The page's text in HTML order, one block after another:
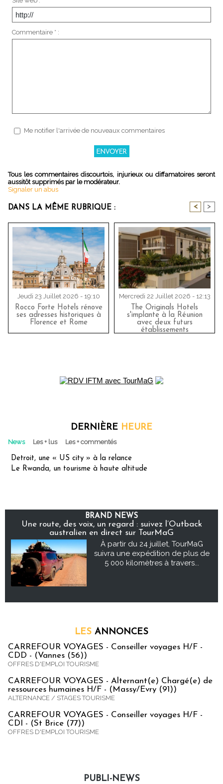
Commentaire * :
Me notifier l'arrivée de nouveaux commentaires
Tous les commentaires discourtois, injurieux ou diffamatoires seront
aussitôt supprimés par le modérateur.
Signaler un abus
DANS LA MÊME RUBRIQUE : < >
Jeudi 23 Juillet 2026 - 19:10
Rocco Forte Hotels rénove
ses adresses historiques à
Florence et Rome
Mercredi 22 Juillet 2026 - 12:13
The Originals Hotels
s'implante à la Réunion
avec deux futurs
établissements
DERNIÈRE HEURE
News Les + lus Les + commentés
Detroit, une « US city » à la relance
Le Rwanda, un tourisme à haute altitude
BRAND NEWS
Une route, des voix, un regard : suivez l’Outback
australien en direct sur TourMaG
À partir du 24 juillet, TourMaG
suivra une expédition de plus de
5 000 kilomètres à travers...
LES ANNONCES
CARREFOUR VOYAGES - Conseiller voyages H/F -
CDD - (Vannes (56))
OFFRES D'EMPLOI TOURISME
CARREFOUR VOYAGES - Alternant(e) Chargé(e) de
ressources humaines H/F - (Massy/Evry (91))
ALTERNANCE / STAGES TOURISME
CARREFOUR VOYAGES - Conseiller voyages H/F -
CDI - (St Brice (77))
OFFRES D'EMPLOI TOURISME
PUBLI-NEWS